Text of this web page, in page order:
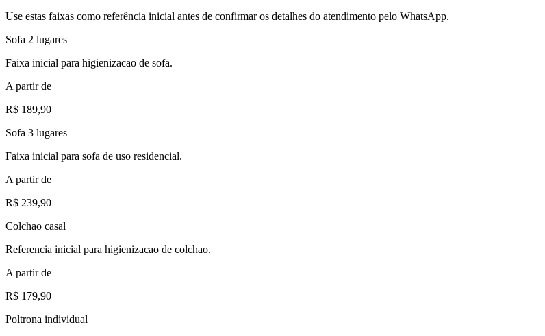
Use estas faixas como referência inicial antes de confirmar os detalhes do atendimento pelo WhatsApp.
Sofa 2 lugares
Faixa inicial para higienizacao de sofa.
A partir de
R$ 189,90
Sofa 3 lugares
Faixa inicial para sofa de uso residencial.
A partir de
R$ 239,90
Colchao casal
Referencia inicial para higienizacao de colchao.
A partir de
R$ 179,90
Poltrona individual